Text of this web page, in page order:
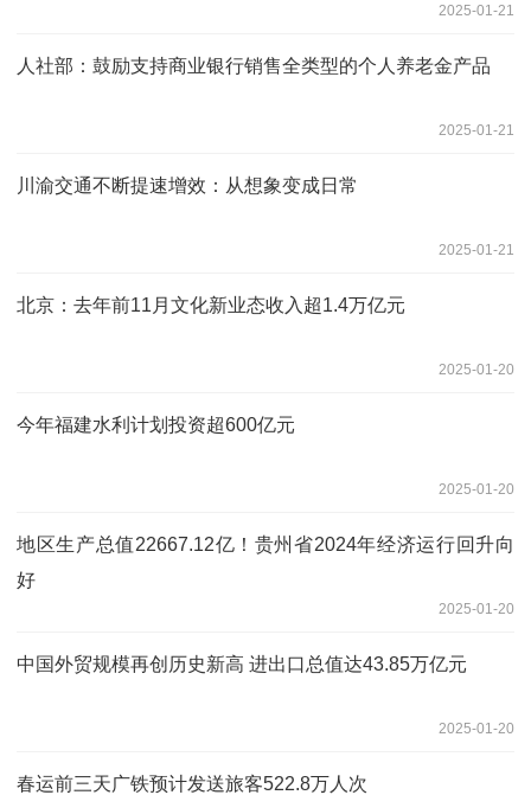
2025-01-21
人社部：鼓励支持商业银行销售全类型的个人养老金产品
2025-01-21
川渝交通不断提速增效：从想象变成日常
2025-01-21
北京：去年前11月文化新业态收入超1.4万亿元
2025-01-20
今年福建水利计划投资超600亿元
2025-01-20
地区生产总值22667.12亿！贵州省2024年经济运行回升向
好
2025-01-20
中国外贸规模再创历史新高 进出口总值达43.85万亿元
2025-01-20
春运前三天广铁预计发送旅客522.8万人次